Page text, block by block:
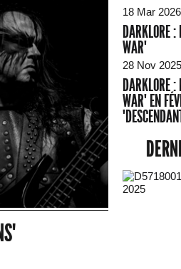
18 Mar 2026
DARKLORE
WAR"
28 Nov 2025
DARKLORE
WAR" EN
2025